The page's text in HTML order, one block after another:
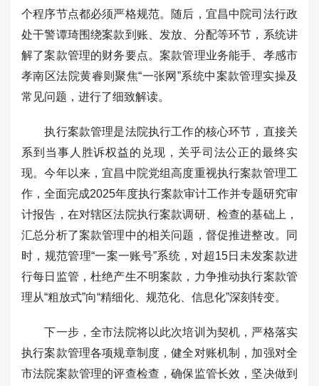
个程序节点都必须严格规范。随后，宜昌中院司法行政
处干警谭琦围绕案款到账、发放、分配等环节，系统讲
解了案款管理的财务要点。案款管理业务能手、孝感市
孝南区法院黄睿则聚焦“一张网”系统中案款管理实操及
常见问题，进行了细致解读。
执行案款管理是法院执行工作的核心环节，直接关
系到当事人胜诉权益的兑现，关乎司法公正的最终实
现。今年以来，宜昌中院党组高度重视执行案款管理工
作，全面完成2025年度执行案款审计工作并专题研究审
计报告，在对辖区法院执行案款调研、检查的基础上，
汇总分析了案款管理中的相关问题，督促推进整改。同
时，规范管理“一案一账号”系统，对超15日未发案款进
行每日监管，杜绝产生不明案款，力争推动执行案款管
理从“粗放式”向“精细化、规范化、信息化”深刻转变。
下一步，全市法院将以此次培训为契机，严格落实
执行案款管理各项规章制度，健全对账机制，加强对全
市法院案款管理的评查检查，确保监管长效，坚决做到